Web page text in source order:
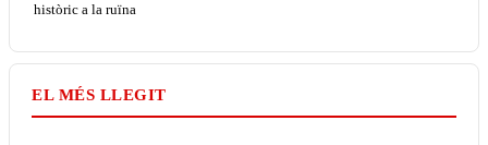
històric a la ruïna
EL MÉS LLEGIT